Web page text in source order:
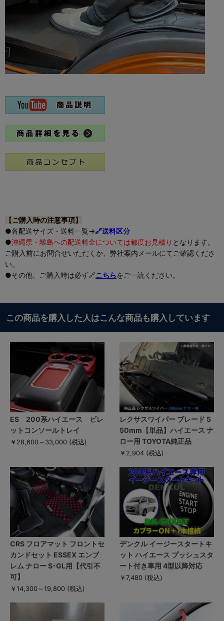
【ご購入時の注意事項】
●各配送サイズ・送料一覧→🔗送料区分
●沖縄県・離島への配送料金については都度お見積り となります。
ご購入前にお問合せいただくか、弊社案内メールにてご確認くださ
い。
●その他、ご購入時は必ず🔗こちらをご一読ください。
この商品を購入した人はこんな商品も購入しています
ES 200系ハイエース ビレ
ットコンソールトレイ
￥28,600～33,000 (税込)
レクサスワイパー ブレード 5
50mm【単品】ハイエース ナ
ロー用 TOYOTA純正品
￥2,904 (税込)
CRS フロアマット フロントセ
カンドセット ESSEX エンブ
レム ナロー S-GL用【代引不
可】
￥14,300～19,800 (税込)
デンクル イージースタートキ
ット ハイエース プッシュスタ
ート付き車用 4型以降対応
￥7,480 (税込)